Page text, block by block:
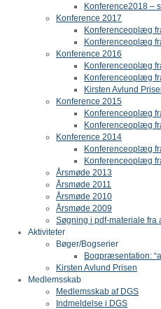
Konference2018 –
Konference 2017
Konferenceoplæg
Konferenceoplæg
Konference 2016
Konferenceoplæg
Konferenceoplæg
Kirsten Avlund
Konference 2015
Konferenceoplæg
Konferenceoplæg
Konference 2014
Konferenceoplæg
Konferenceoplæg
Årsmøde 2013
Årsmøde 2011
Årsmøde 2010
Årsmøde 2009
Søgning i pdf-materiale fra
Aktiviteter
Bøger/Bogserier
Bogpræsentation:
Kirsten Avlund Prisen
Medlemsskab
Medlemsskab af DGS
Indmeldelse i DGS